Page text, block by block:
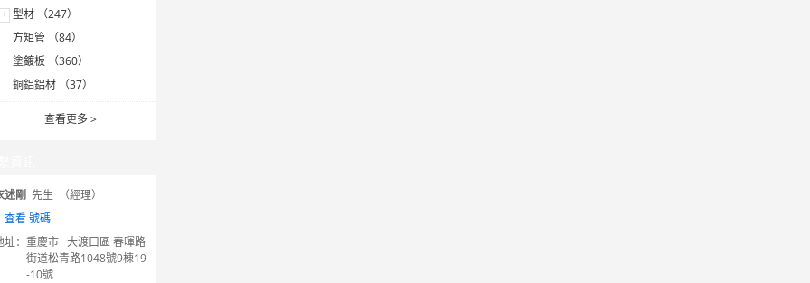
+ 型材 （247）
方矩管 （84）
塗鍍板 （360）
銅鋁鋁材 （37）
查看更多 >
述剛 先生 （經理）
查看 號碼
： 重慶市 大渡口區 春暉路
街道松青路1048號9棟19
-10號